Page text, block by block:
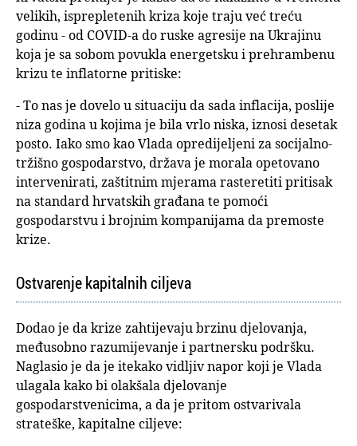
velikih, isprepletenih kriza koje traju već treću
godinu - od COVID-a do ruske agresije na Ukrajinu
koja je sa sobom povukla energetsku i prehrambenu
krizu te inflatorne pritiske:
- To nas je dovelo u situaciju da sada inflacija, poslije
niza godina u kojima je bila vrlo niska, iznosi desetak
posto. Iako smo kao Vlada opredijeljeni za socijalno-
tržišno gospodarstvo, država je morala opetovano
intervenirati, zaštitnim mjerama rasteretiti pritisak
na standard hrvatskih građana te pomoći
gospodarstvu i brojnim kompanijama da premoste
krize.
Ostvarenje kapitalnih ciljeva
Dodao je da krize zahtijevaju brzinu djelovanja,
međusobno razumijevanje i partnersku podršku.
Naglasio je da je itekako vidljiv napor koji je Vlada
ulagala kako bi olakšala djelovanje
gospodarstvenicima, a da je pritom ostvarivala
strateške, kapitalne ciljeve: